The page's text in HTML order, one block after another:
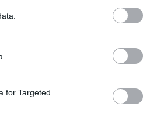
for Targeted
egy órát úszik,
karácsonyig
A